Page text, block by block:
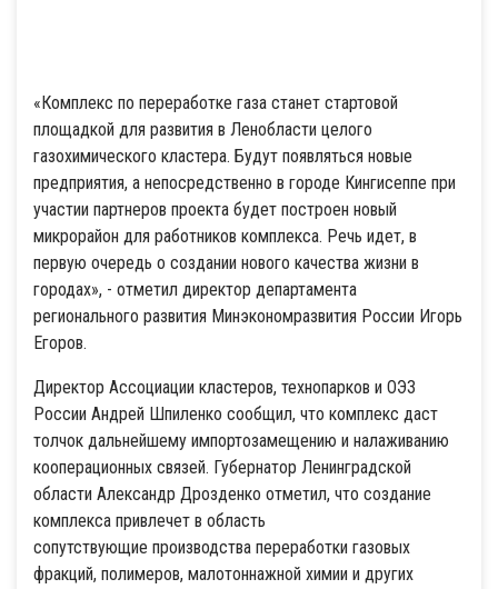
«Комплекс по переработке газа станет стартовой
площадкой для развития в Ленобласти целого
газохимического кластера. Будут появляться новые
предприятия, а непосредственно в городе Кингисеппе при
участии партнеров проекта будет построен новый
микрорайон для работников комплекса. Речь идет, в
первую очередь о создании нового качества жизни в
городах», - отметил директор департамента
регионального развития Минэкономразвития России Игорь
Егоров.
Директор Ассоциации кластеров, технопарков и ОЭЗ
России Андрей Шпиленко сообщил, что комплекс даст
толчок дальнейшему импортозамещению и налаживанию
кооперационных связей. Губернатор Ленинградской
области Александр Дрозденко отметил, что создание
комплекса привлечет в область
сопутствующие производства переработки газовых
фракций, полимеров, малотоннажной химии и других